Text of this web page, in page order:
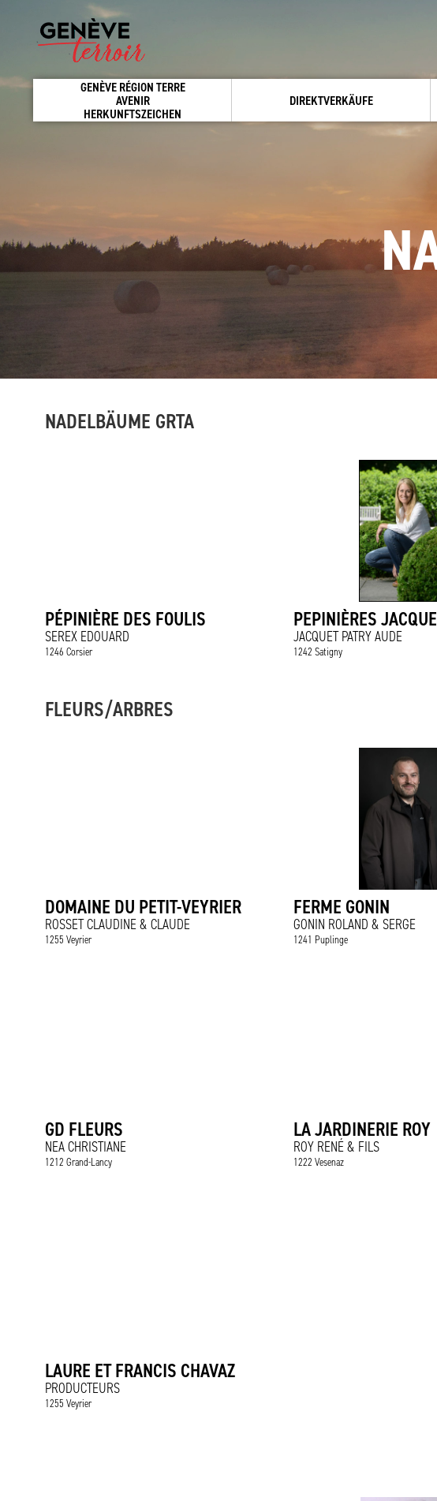
GENÈVE RÉGION TERRE
AVENIR
HERKUNFTSZEICHEN
DIREKTVERKÄUFE
NADELBÄUME GRTA
PÉPINIÈRE DES FOULIS
SEREX EDOUARD
1246 Corsier
PEPINIÈRES
JACQUET PATRY AUDE
1242 Satigny
FLEURS/ARBRES
DOMAINE DU PETIT-VEYRIER
ROSSET CLAUDINE & CLAUDE
1255 Veyrier
FERME GONIN
GONIN ROLAND & SERGE
1241 Puplinge
GD FLEURS
NEA CHRISTIANE
1212 Grand-Lancy
LA JARDINERIE ROY
ROY RENÉ & FILS
1222 Vesenaz
LAURE ET FRANCIS CHAVAZ
PRODUCTEURS
1255 Veyrier